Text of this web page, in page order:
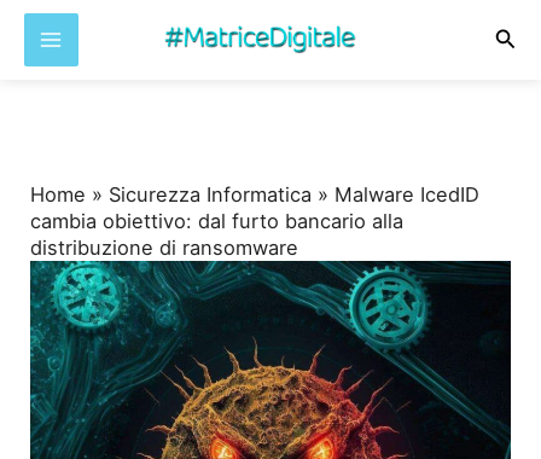
Home » Sicurezza Informatica » Malware IcedID
cambia obiettivo: dal furto bancario alla
distribuzione di ransomware